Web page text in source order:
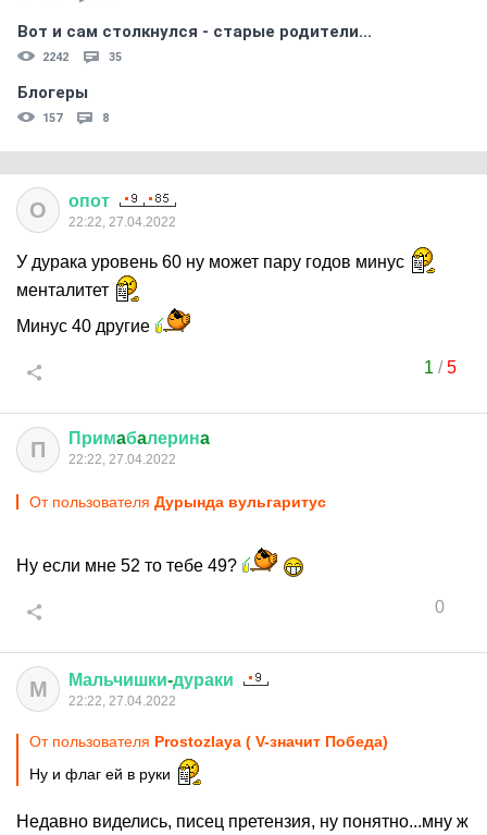
Вот и сам столкнулся - старые родители...
2242 35
Блогеры
157 8
О опот
22:22, 27.04.2022
У дурака уровень 60 ну может пару годов минус
менталитет
Минус 40 другие
1 /5
П Примaбaлеринa
22:22, 27.04.2022
От пользователя Дурында вульгаритус
Ну если мне 52 то тебе 49?
0
М Мальчишки-дураки
22:22, 27.04.2022
От пользователя Prostozlaya ( V-значит Победа)
Ну и флаг ей в руки
Недавно виделись, писец претензия, ну понятно...мну ж